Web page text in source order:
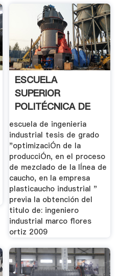
ESCUELA
SUPERIOR
POLITÉCNICA DE
CHIMBORAZO .
escuela de ingenieria
industrial tesis de grado
"optimizaciÓn de la
producciÓn, en el proceso
de mezclado de la lÍnea de
caucho, en la empresa
plasticaucho industrial "
previa la obtención del
titulo de: ingeniero
industrial marco flores
ortiz 2009